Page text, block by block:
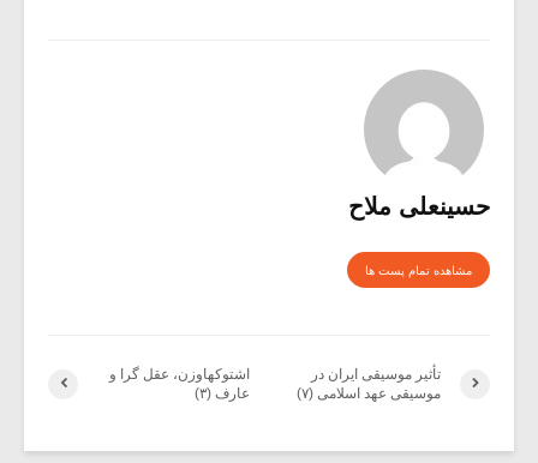
حسینعلی ملاح
مشاهده تمام پست ها
اشتوکهاوزن، عقل گرا و
عارف (۳)
تأثیر موسیقی ایران در
موسیقی عهد اسلامی (۷)